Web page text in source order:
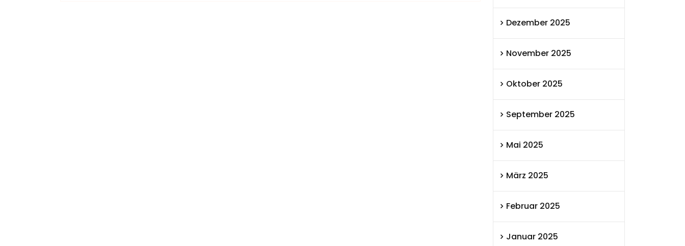
Dezember 2025
November 2025
Oktober 2025
September 2025
Mai 2025
März 2025
Februar 2025
Januar 2025